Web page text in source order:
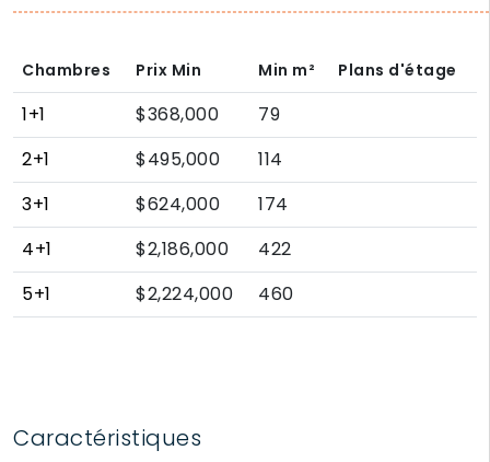
Chambres Prix Min Min m² Plans d'étage
1+1 $368,000
79
2+1
$495,000
114
3+1
$624,000
174
4+1
$2,186,000
422
5+1
$2,224,000 460
Caractéristiques